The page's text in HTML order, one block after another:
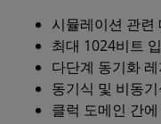
시뮬레이션 관련
최대 1024비트
다단계 동기화
동기식 및 비동
클럭 도메인 간